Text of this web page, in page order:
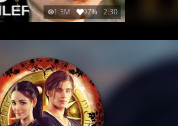
1.3M 97% 2:30